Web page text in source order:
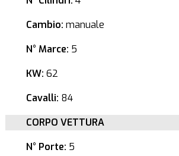
Cambio: manuale
N° Marce: 5
KW: 62
Cavalli: 84
CORPO VETTURA
N° Porte: 5